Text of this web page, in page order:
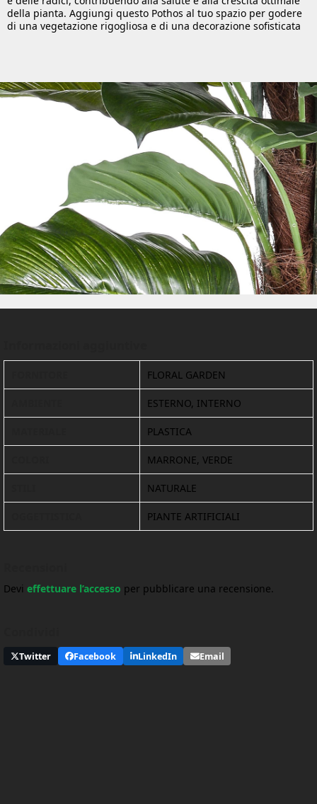
della pianta. Aggiungi questo Pothos al tuo spazio per godere
di una vegetazione rigogliosa e di una decorazione sofisticata
FLORAL GARDEN
ESTERNO, INTERNO
PLASTICA
MARRONE, VERDE
NATURALE
PIANTE ARTIFICIALI
Devi effettuare l’accesso per pubblicare una recensione.
Twitter Facebook LinkedIn Email